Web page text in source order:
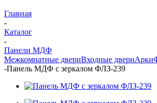
Главная
-
Каталог
-
Панели МДФ
Межкомнатные двериВходные двериАрки
-Панель МДФ c зеркалом ФЛЗ-239